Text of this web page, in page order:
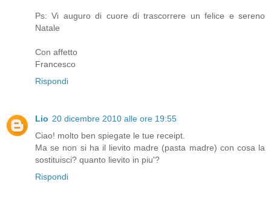
Ps: Vi auguro di cuore di trascorrere un felice e sereno
Natale
Con affetto
Francesco
Rispondi
Lio 20 dicembre 2010 alle ore 19:55
Ciao! molto ben spiegate le tue receipt.
Ma se non si ha il lievito madre (pasta madre) con cosa la
sostituisci? quanto lievito in piu'?
Rispondi